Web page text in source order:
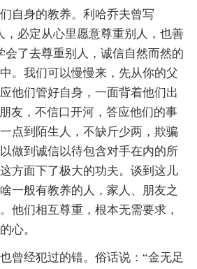
身的教养。利哈乔夫曾写
，必定从心里愿意尊重别人，也善
会了去尊重别人，诚信自然而然的
。我们可以慢慢来，先从你的父
他们管好自身，一面背着他们出
友，不信口开河，答应他们的事
点到陌生人，不缺斤少两，欺骗
做到诚信以待包含对手在内的所
方面下了极大的功夫。谈到这儿
一般有教养的人，家人、朋友之
他们相互尊重，根本无需要求，
心。
经犯过的错。俗话说：“金无足